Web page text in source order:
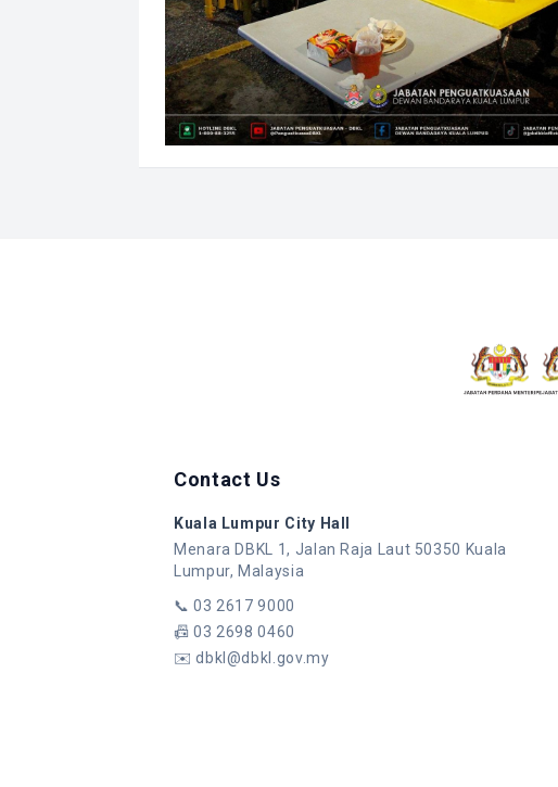
Contact Us
Kuala Lumpur City Hall
Menara DBKL 1, Jalan Raja Laut 50350 Kuala
Lumpur, Malaysia
📞03 2617 9000
📠03 2698 0460
✉️dbkl@dbkl.gov.my